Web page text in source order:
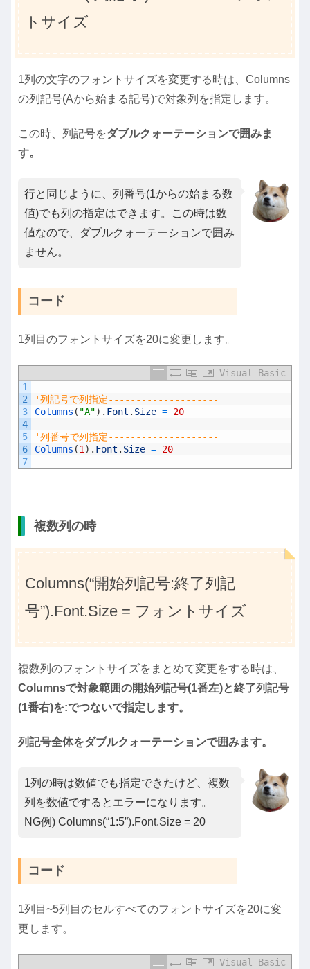
トサイズ
1列の文字のフォントサイズを変更する時は、Columns
の列記号(Aから始まる記号)で対象列を指定します。
この時、列記号をダブルクォーテーションで囲みま
す。
行と同じように、列番号(1からの始まる数
値)でも列の指定はできます。この時は数
値なので、ダブルクォーテーションで囲み
ません。
コード
1列目のフォントサイズを20に変更します。
Visual Basic
1
2
3
4
5
6
7
'列記号で列指定--------------------
Columns ( "A") . Font . Size = 20
'列番号で列指定--------------------
Columns (1 ) . Font . Size = 20
複数列の時
Columns(“開始列記号:終了列記
号”).Font.Size = フォントサイズ
複数列のフォントサイズをまとめて変更をする時は、
Columnsで対象範囲の開始列記号(1番左)と終了列記号
(1番右)を:でつないで指定します。
列記号全体をダブルクォーテーションで囲みます。
1列の時は数値でも指定できたけど、複数
列を数値でするとエラーになります。
NG例) Columns(“1:5”).Font.Size = 20
コード
1列目~5列目のセルすべてのフォントサイズを20に変
更します。
Visual Basic